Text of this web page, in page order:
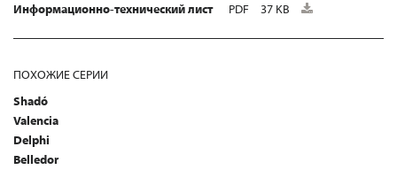
Информационно-технический лист
PDF 37 KB
ПОХОЖИЕ СЕРИИ
Shadó
Valencia
Delphi
Belledor